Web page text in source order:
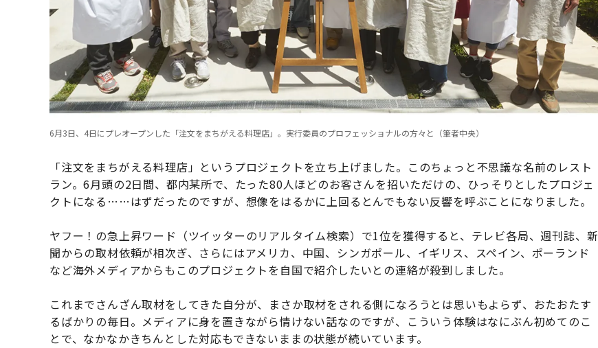
6月3日、4日にプレオープンした「注文をまちがえる料理店」。実行委員のプロフェッショナルの方々と（筆者中央）
「注文をまちがえる料理店」というプロジェクトを立ち上げました。このちょっと不思議な名前のレスト
ラン。6月頭の2日間、都内某所で、たった80人ほどのお客さんを招いただけの、ひっそりとしたプロジェ
クトになる……はずだったのですが、想像をはるかに上回るとんでもない反響を呼ぶことになりました。
ヤフー！の急上昇ワード（ツイッターのリアルタイム検索）で1位を獲得すると、テレビ各局、週刊誌、新
聞からの取材依頼が相次ぎ、さらにはアメリカ、中国、シンガポール、イギリス、スペイン、ポーランド
など海外メディアからもこのプロジェクトを自国で紹介したいとの連絡が殺到しました。
これまでさんざん取材をしてきた自分が、まさか取材をされる側になろうとは思いもよらず、おたおたす
るばかりの毎日。メディアに身を置きながら情けない話なのですが、こういう体験はなにぶん初めてのこ
とで、なかなかきちんとした対応もできないままの状態が続いています。